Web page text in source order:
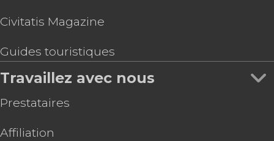
Civitatis Magazine
Guides touristiques
Travaillez avec nous
Prestataires
Affiliation